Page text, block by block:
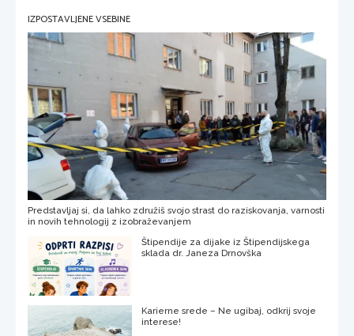
IZPOSTAVLJENE VSEBINE
Predstavljaj si, da lahko združiš svojo strast do raziskovanja, varnosti
in novih tehnologij z izobraževanjem
Štipendije za dijake iz Štipendijskega
sklada dr. Janeza Drnovška
Karierne srede – Ne ugibaj, odkrij svoje
interese!